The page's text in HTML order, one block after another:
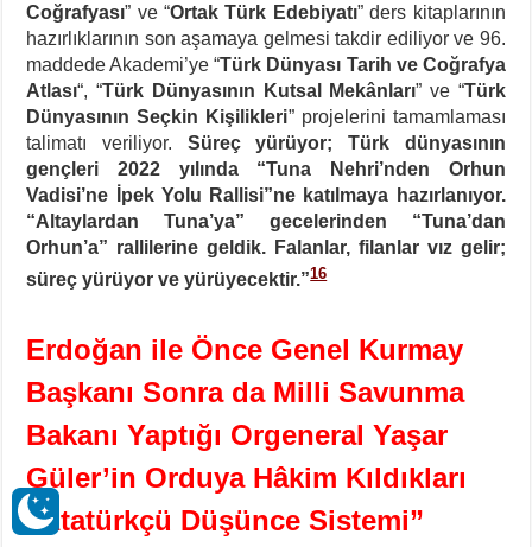
Coğrafyası” ve “Ortak Türk Edebiyatı” ders kitaplarının
hazırlıklarının son aşamaya gelmesi takdir ediliyor ve 96.
maddede Akademi’ye “Türk Dünyası Tarih ve Coğrafya
Atlası“, “Türk Dünyasının Kutsal Mekânları” ve “Türk
Dünyasının Seçkin Kişilikleri” projelerini tamamlaması
talimatı veriliyor. Süreç yürüyor; Türk dünyasının
gençleri 2022 yılında “Tuna Nehri’nden Orhun
Vadisi’ne İpek Yolu Rallisi”ne katılmaya hazırlanıyor.
“Altaylardan Tuna’ya” gecelerinden “Tuna’dan
Orhun’a” rallilerine geldik. Falanlar, filanlar vız gelir;
süreç yürüyor ve yürüyecektir.”16
Erdoğan ile Önce Genel Kurmay
Başkanı Sonra da Milli Savunma
Bakanı Yaptığı Orgeneral Yaşar
Güler’in Orduya Hâkim Kıldıkları
“Atatürkçü Düşünce Sistemi”